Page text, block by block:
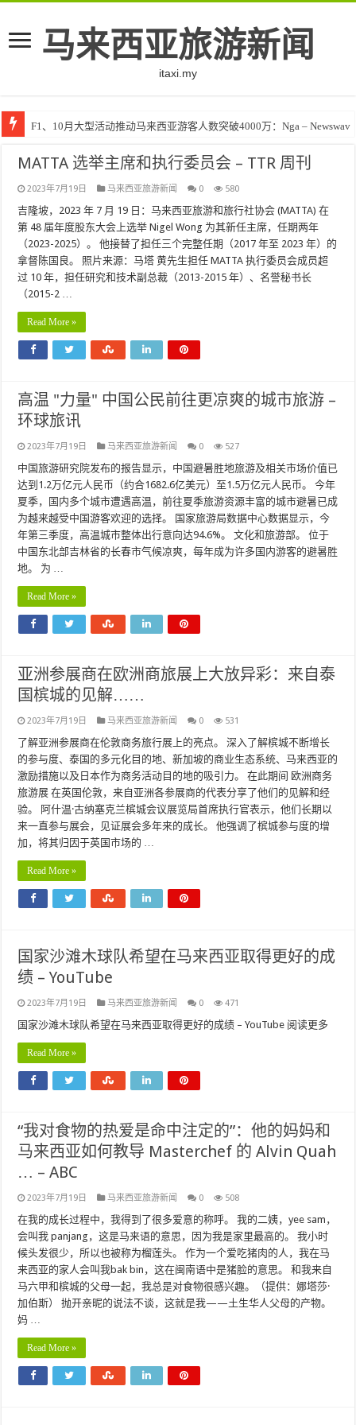
马来西亚旅游新闻
itaxi.my
F1、10月大型活动推动马来西亚游客人数突破4000万：Nga – Newswav
MATTA 选举主席和执行委员会 – TTR 周刊
2023年7月19日 马来西亚旅游新闻 0 580
吉隆坡，2023 年 7 月 19 日：马来西亚旅游和旅行社协会 (MATTA) 在
第 48 届年度股东大会上选举 Nigel Wong 为其新任主席，任期两年
（2023-2025）。 他接替了担任三个完整任期（2017 年至 2023 年）的
拿督陈国良。 照片来源：马塔 黄先生担任 MATTA 执行委员会成员超
过 10 年，担任研究和技术副总裁（2013-2015 年）、名誉秘书长
（2015-2 …
Read More »
高温 "力量" 中国公民前往更凉爽的城市旅游 –
环球旅讯
2023年7月19日 马来西亚旅游新闻 0 527
中国旅游研究院发布的报告显示，中国避暑胜地旅游及相关市场价值已
达到1.2万亿元人民币（约合1682.6亿美元）至1.5万亿元人民币。 今年
夏季，国内多个城市遭遇高温，前往夏季旅游资源丰富的城市避暑已成
为越来越受中国游客欢迎的选择。 国家旅游局数据中心数据显示，今
年第三季度，高温城市整体出行意向达94.6%。 文化和旅游部。 位于
中国东北部吉林省的长春市气候凉爽，每年成为许多国内游客的避暑胜
地。 为 …
Read More »
亚洲参展商在欧洲商旅展上大放异彩：来自泰
国槟城的见解……
2023年7月19日 马来西亚旅游新闻 0 531
了解亚洲参展商在伦敦商务旅行展上的亮点。 深入了解槟城不断增长
的参与度、泰国的多元化目的地、新加坡的商业生态系统、马来西亚的
激励措施以及日本作为商务活动目的地的吸引力。 在此期间 欧洲商务
旅游展 在英国伦敦，来自亚洲各参展商的代表分享了他们的见解和经
验。 阿什温·古纳塞克兰槟城会议展览局首席执行官表示，他们长期以
来一直参与展会，见证展会多年来的成长。 他强调了槟城参与度的增
加，将其归因于英国市场的 …
Read More »
国家沙滩木球队希望在马来西亚取得更好的成
绩 – YouTube
2023年7月19日 马来西亚旅游新闻 0 471
国家沙滩木球队希望在马来西亚取得更好的成绩 – YouTube 阅读更多
Read More »
“我对食物的热爱是命中注定的”：他的妈妈和
马来西亚如何教导 Masterchef 的 Alvin Quah
… – ABC
2023年7月19日 马来西亚旅游新闻 0 508
在我的成长过程中，我得到了很多爱意的称呼。 我的二姨，yee sam，
会叫我 panjang，这是马来语的意思，因为我是家里最高的。 我小时
候头发很少，所以也被称为榴莲头。 作为一个爱吃猪肉的人，我在马
来西亚的家人会叫我bak bin，这在闽南语中是猪脸的意思。 和我来自
马六甲和槟城的父母一起，我总是对食物很感兴趣。（提供：娜塔莎·
加伯斯） 抛开亲昵的说法不谈，这就是我——土生华人父母的产物。
妈 …
Read More »